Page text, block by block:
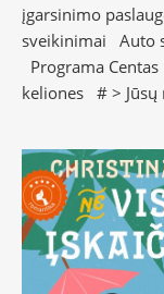
įgarsinimo
sveikinimai
Auto
Programa Centas
keliones # >